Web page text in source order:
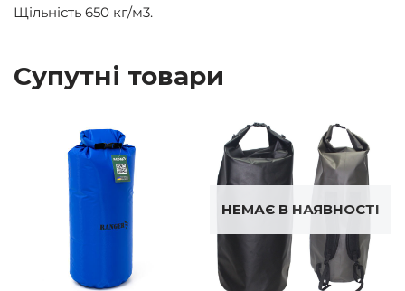
Щільність 650 кг/м3.
Супутні товари
НЕМАЄ В НАЯВНОСТІ